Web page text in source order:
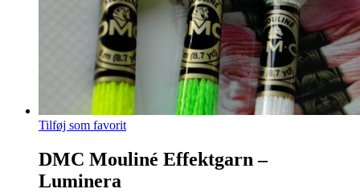
Tilføj som favorit
DMC Mouliné Effektgarn –
Luminera